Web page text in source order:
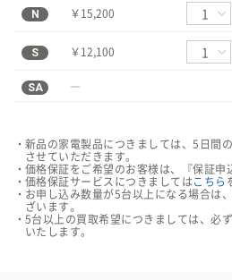
N ￥15,200
S ￥12,100
SA ―
新品の家電製品につきましては、5日間の
させていただきます。
価格保証をご希望のお客様は、『保証申
価格保証サービスにつきましては こちら
お申し込み数量が5台以上になる場合は
ざいます。
5台以上の買取希望につきましては、必
いたします。